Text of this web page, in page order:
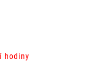
hodiny